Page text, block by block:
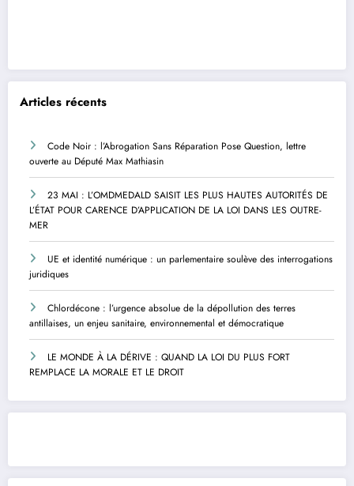
Articles récents
Code Noir : l’Abrogation Sans Réparation Pose Question, lettre
ouverte au Député Max Mathiasin
23 MAI : L’OMDMEDALD SAISIT LES PLUS HAUTES AUTORITÉS DE
L’ÉTAT POUR CARENCE D’APPLICATION DE LA LOI DANS LES OUTRE-
MER
UE et identité numérique : un parlementaire soulève des interrogations
juridiques
Chlordécone : l’urgence absolue de la dépollution des terres
antillaises, un enjeu sanitaire, environnemental et démocratique
LE MONDE À LA DÉRIVE : QUAND LA LOI DU PLUS FORT
REMPLACE LA MORALE ET LE DROIT